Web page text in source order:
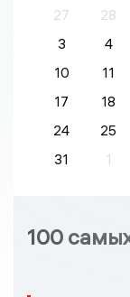
27
28
3
4
10
11
17
18
24
25
31
1
100